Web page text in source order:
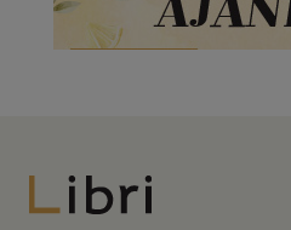
Libri